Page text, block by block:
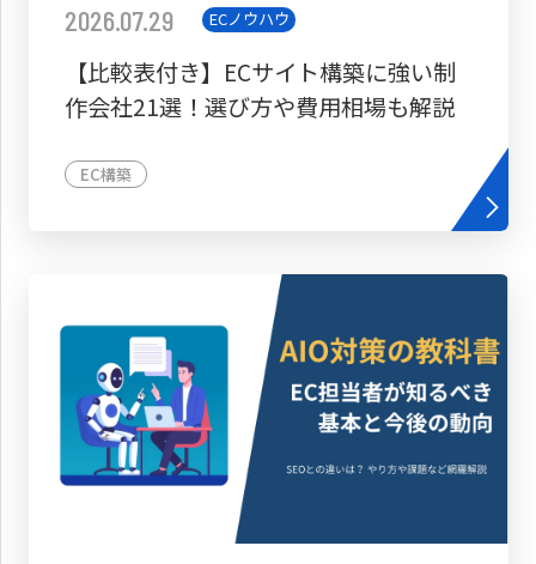
2026.07.29 ECノウハウ
【比較表付き】ECサイト構築に強い制
作会社21選！選び方や費用相場も解説
EC構築